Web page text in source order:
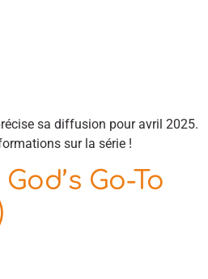
sa diffusion pour avril 2025.
sur la série !
Go-To